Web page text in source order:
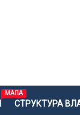
МАПА
СТРУКТУРА